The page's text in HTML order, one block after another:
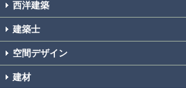
西洋建築
建築士
空間デザイン
建材